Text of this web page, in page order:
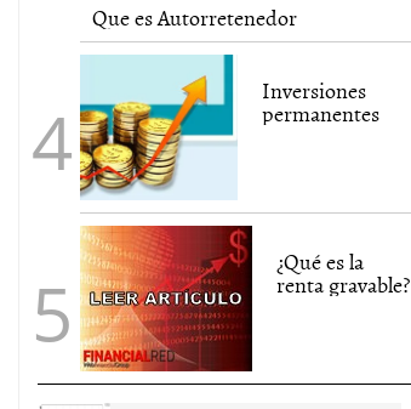
Que es Autorretenedor
Inversiones
permanentes
¿Qué es la
renta gravable?